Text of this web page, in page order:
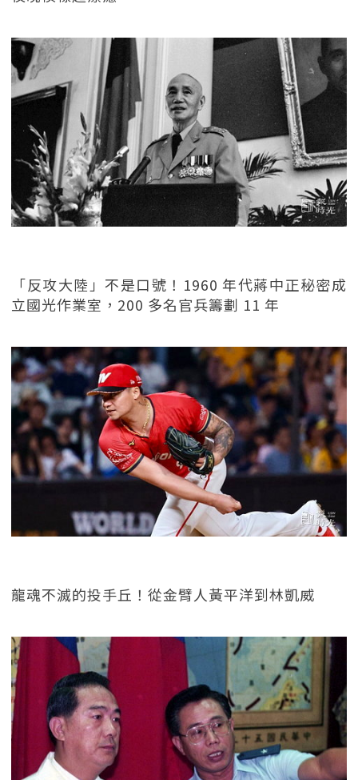
「反攻大陸」不是口號！1960 年代蔣中正秘密成
立國光作業室，200 多名官兵籌劃 11 年
龍魂不滅的投手丘！從金臂人黃平洋到林凱威